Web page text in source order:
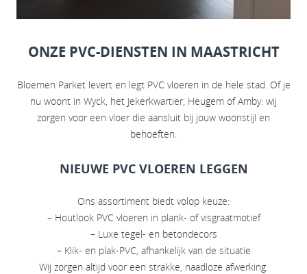
ONZE PVC-DIENSTEN IN MAASTRICHT
Bloemen Parket levert en legt PVC vloeren in de hele stad. Of je
nu woont in Wyck, het Jekerkwartier, Heugem of Amby: wij
zorgen voor een vloer die aansluit bij jouw woonstijl en
behoeften.
NIEUWE PVC VLOEREN LEGGEN
Ons assortiment biedt volop keuze:
– Houtlook PVC vloeren in plank- of visgraatmotief
– Luxe tegel- en betondecors
– Klik- en plak-PVC, afhankelijk van de situatie
Wij zorgen altijd voor een strakke, naadloze afwerking.